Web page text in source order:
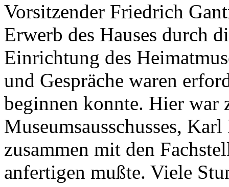
Vorsitzender Friedrich
Erwerb des Hauses durch
Einrichtung des
und Gespräche waren
beginnen konnte. Hier war
Museumsausschusses,
zusammen mit den
anfertigen mußte. Viele